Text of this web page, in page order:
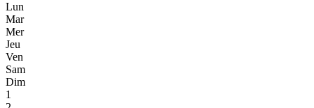
Lun
Mar
Mer
Jeu
Ven
Sam
Dim
1